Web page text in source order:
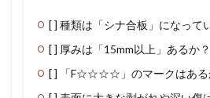
[ ] 種類は「シナ合板」になって
[ ] 厚みは「15mm以上」あるか
[ ] 「F☆☆☆☆」のマークはある